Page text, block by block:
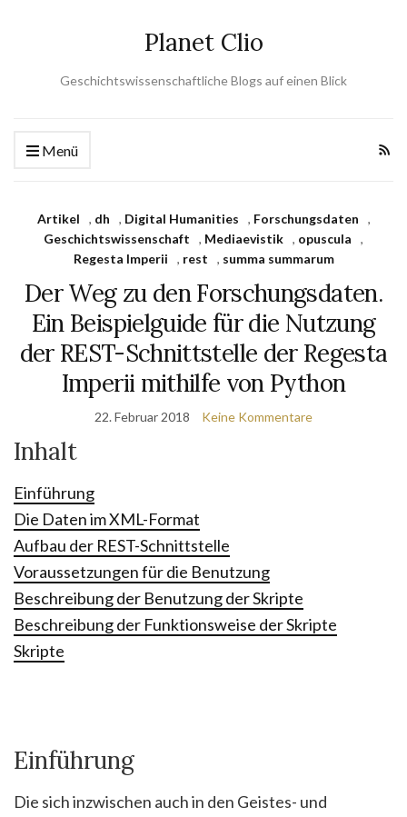
Planet Clio
Geschichtswissenschaftliche Blogs auf einen Blick
Menü
Artikel , dh , Digital Humanities , Forschungsdaten
,
Geschichtswissenschaft
, Mediaevistik , opuscula
,
Regesta Imperii
, rest , summa summarum
Der Weg zu den Forschungsdaten.
Ein Beispielguide für die Nutzung
der REST-Schnittstelle der Regesta
Imperii mithilfe von Python
22. Februar 2018 Keine Kommentare
Inhalt
Einführung
Die Daten im XML-Format
Aufbau der REST-Schnittstelle
Voraussetzungen für die Benutzung
Beschreibung der Benutzung der Skripte
Beschreibung der Funktionsweise der Skripte
Skripte
Einführung
Die sich inzwischen auch in den Geistes- und